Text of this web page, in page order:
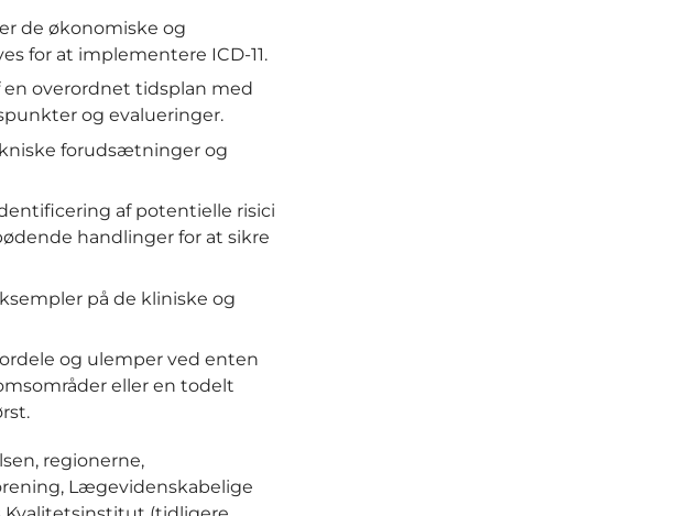
de økonomiske og
for at implementere ICD-11.
en overordnet tidsplan med
og evalueringer.
forudsætninger og
af potentielle risici
handlinger for at sikre
på de kliniske og
og ulemper ved enten
eller en todelt
regionerne,
Lægevidenskabelige